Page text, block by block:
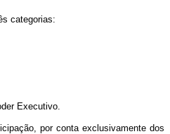
categorias:
Executivo.
por conta exclusivamente dos